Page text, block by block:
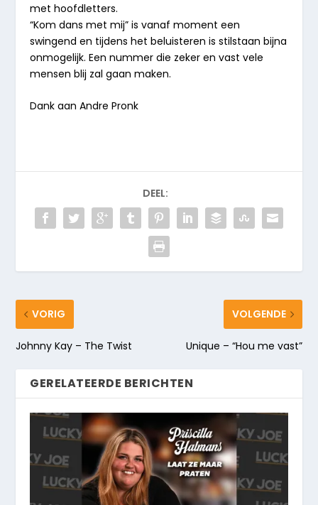
met hoofdletters.
“Kom dans met mij” is vanaf moment een
swingend en tijdens het beluisteren is stilstaan bijna
onmogelijk. Een nummer die zeker en vast vele
mensen blij zal gaan maken.
Dank aan Andre Pronk
DEEL:
VORIG
Johnny Kay – The Twist
VOLGENDE
Unique – “Hou me vast”
GERELATEERDE BERICHTEN